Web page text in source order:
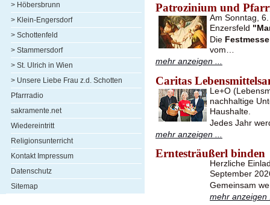
> Höbersbrunn
> Klein-Engersdorf
> Schottenfeld
> Stammersdorf
> St. Ulrich in Wien
> Unsere Liebe Frau z.d. Schotten
Pfarrradio
sakramente.net
Wiedereintritt
Religionsunterricht
Kontakt Impressum
Datenschutz
Sitemap
Patrozinium und
Am Sonntag,
Enzersfeld
Die Festmesse
vom…
mehr anzeigen ...
Caritas
Le+O
nachhaltige
Haushalte.
Jedes Jahr
mehr anzeigen ...
Erntesträußerl binden
Herzliche
September
Gemeinsam
mehr anzeigen